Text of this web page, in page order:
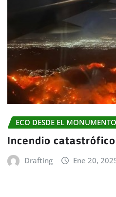
ECO DESDE EL MONUMENTO
Incendio
Drafting Ene 20,